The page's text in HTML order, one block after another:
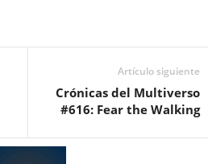
Artículo siguiente
Crónicas del Multiverso
#616: Fear the Walking